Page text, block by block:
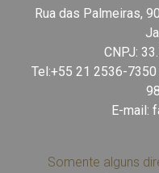
Rua das Palmeiras,
CNPJ:
Tel:+55 21 2536-
E-mail:
Somente alguns